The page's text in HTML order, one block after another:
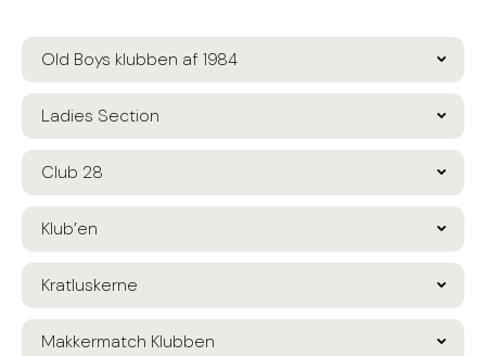
Old Boys klubben af 1984
Ladies Section
Club 28
Klub’en
Kratluskerne
Makkermatch Klubben